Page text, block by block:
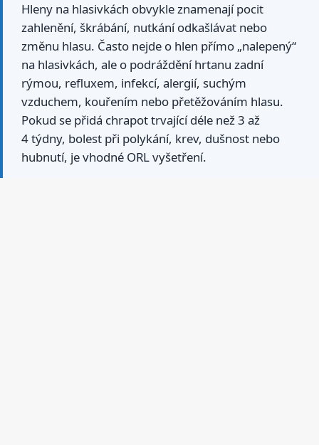
Hleny na hlasivkách obvykle znamenají pocit
zahlenění, škrábání, nutkání odkašlávat nebo
změnu hlasu. Často nejde o hlen přímo „nalepený“
na hlasivkách, ale o podráždění hrtanu zadní
rýmou, refluxem, infekcí, alergií, suchým
vzduchem, kouřením nebo přetěžováním hlasu.
Pokud se přidá chrapot trvající déle než 3 až
4 týdny, bolest při polykání, krev, dušnost nebo
hubnutí, je vhodné ORL vyšetření.